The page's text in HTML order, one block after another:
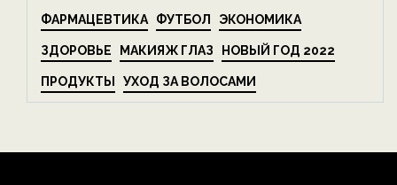
ФАРМАЦЕВТИКА ФУТБОЛ ЭКОНОМИКА
ЗДОРОВЬЕ МАКИЯЖ ГЛАЗ НОВЫЙ ГОД 2022
ПРОДУКТЫ УХОД ЗА ВОЛОСАМИ